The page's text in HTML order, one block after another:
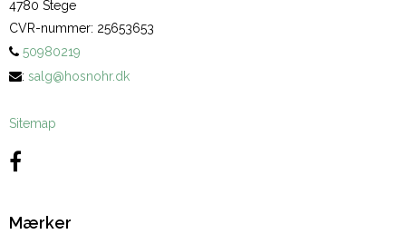
4780 Stege
CVR-nummer: 25653653
50980219
: salg@hosnohr.dk
Sitemap
Mærker